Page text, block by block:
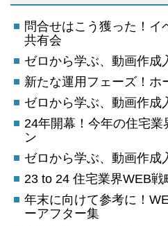
問合せはこう獲った！イ
共有会
ゼロから学ぶ、動画作成
新たな運用フェーズ！
ゼロから学ぶ、動画作成
24年開幕！今年の住宅業
ン
ゼロから学ぶ、動画作成
23 to 24 住宅業界WEB戦
年末に向けて参考に！
ーアフター集